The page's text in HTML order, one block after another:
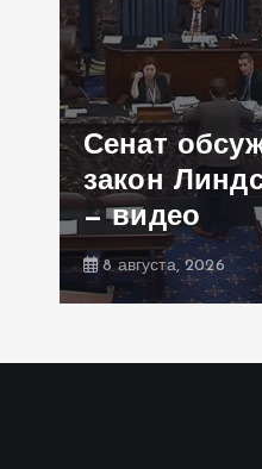
Сенат
закон
— видео
8 августа, 2026